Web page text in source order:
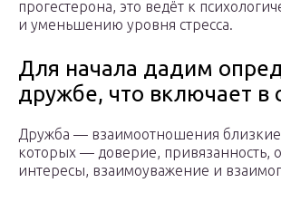
прогестерона, это ведёт к
и уменьшению уровня стресса.
Для начала дадим
дружбе, что включает в
Дружба — взаимоотношения
которых — доверие, привязанность,
интересы, взаимоуважение и